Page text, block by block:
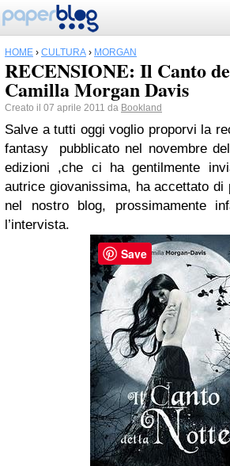
HOME › CULTURA › MORGAN
RECENSIONE: Il Canto
Camilla Morgan Davis
Creato il 07 aprile 2011 da Bookland
Salve a tutti oggi voglio proporvi la
fantasy pubblicato nel novembre
edizioni ,che ci ha gentilmente
autrice giovanissima, ha accettato di
nel nostro blog, prossimamente
l’intervista.
Save